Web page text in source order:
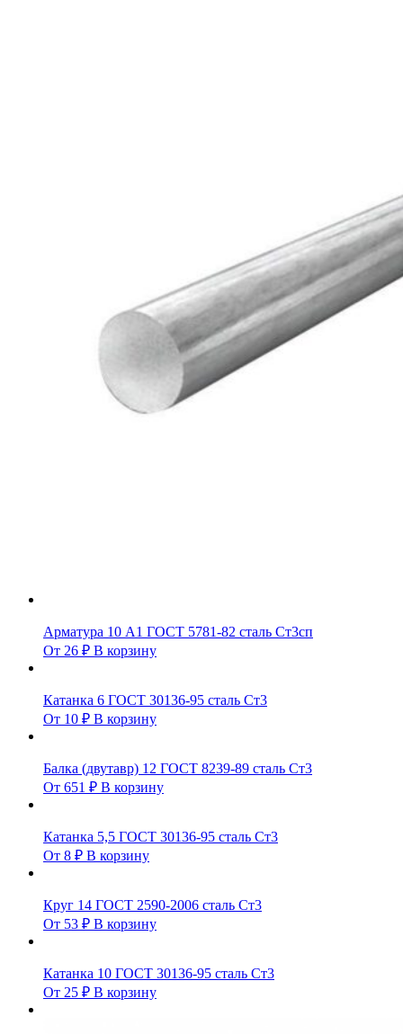
Арматура 10 А1 ГОСТ 5781-82 сталь Ст3сп
От 26 ₽ В корзину
Катанка 6 ГОСТ 30136-95 сталь Ст3
От 10 ₽ В корзину
Балка (двутавр) 12 ГОСТ 8239-89 сталь Ст3
От 651 ₽ В корзину
Катанка 5,5 ГОСТ 30136-95 сталь Ст3
От 8 ₽ В корзину
Круг 14 ГОСТ 2590-2006 сталь Ст3
От 53 ₽ В корзину
Катанка 10 ГОСТ 30136-95 сталь Ст3
От 25 ₽ В корзину